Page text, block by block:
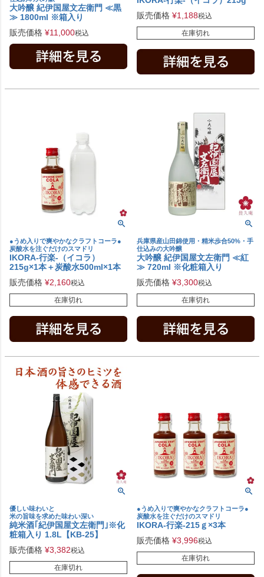
大吟醸 紀伊国屋文左衛門 ≪黒
≫ 1800ml ※箱入り
販売価格 ¥11,000税込
販売価格 ¥1,188税込
在庫切れ
●うめ入りで爽やかなクラフトコーラ●
炭酸水を注ぐだけのスマドリ
IKORA-行楽-（イコラ）
215g×1本＋炭酸水500ml×1本
販売価格 ¥2,160税込
在庫切れ
兵庫県産山田錦使用・精米歩合50%・手
仕込みの大吟醸
大吟醸 紀伊国屋文左衛門 ≪紅
≫ 720ml ※化粧箱入り
販売価格 ¥3,300税込
在庫切れ
優しい味わいと
米の旨味を求めた味わい深い
純米酒｢紀伊国屋文左衛門｣※化
粧箱入り 1.8L【KB-25】
販売価格 ¥3,382税込
在庫切れ
●うめ入りで爽やかなクラフトコーラ●
炭酸水を注ぐだけのスマドリ
IKORA-行楽-215ｇ×3本
販売価格 ¥3,996税込
在庫切れ